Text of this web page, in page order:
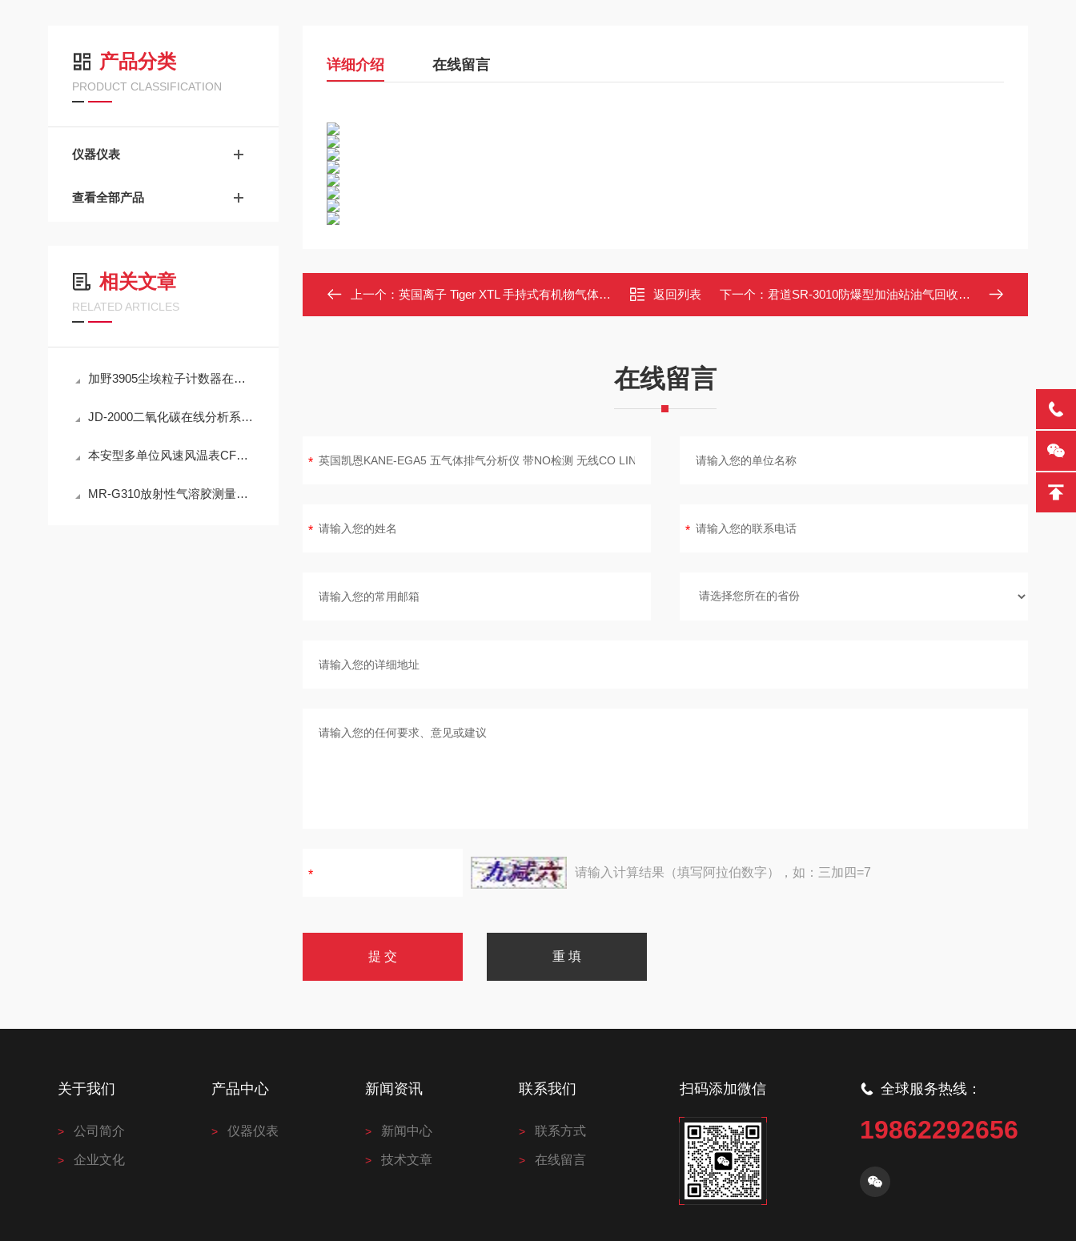
产品分类
PRODUCT CLASSIFICATION
仪器仪表
查看全部产品
相关文章
RELATED ARTICLES
加野3905尘埃粒子计数器在洁净室监测中的实用技术解析
JD-2000二氧化碳在线分析系统技术详解
本安型多单位风速风温表CFD25(A)简介
MR-G310放射性气溶胶测量仪：IP65防护与-40℃~+50℃宽温工作能力
详细介绍 在线留言
上一个： 英国离子 Tiger XTL 手持式有机物气体分析仪 快速响应校准 返回列表 下一个： 君道SR-3010防爆型加油站油气回收多参数分析仪
在线留言
请输入计算结果（填写阿拉伯数字），如：三加四=7
关于我们
公司简介
企业文化
产品中心
仪器仪表
新闻资讯
新闻中心
技术文章
联系我们
联系方式
在线留言
扫码添加微信 全球服务热线：
19862292656